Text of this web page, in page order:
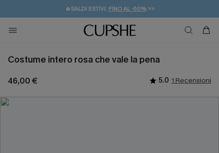
🔥SALDI ESTIVI: FINO AL -50%>>
🚚SPEDIZIONE GRATUITA DA 49€
💌REGALO PER I NUOVI: 20% DI SCONTO*
Costume intero rosa che vale la pena
46,00 € 5.0 1 Recensioni